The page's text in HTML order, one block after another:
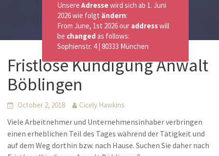
Fristlose Kündigung Anwalt
Böblingen
October 2, 2018 Cicely Hawkins
Viele Arbeitnehmer und Unternehmensinhaber verbringen
einen erheblichen Teil des Tages während der Tätigkeit und
auf dem Weg dorthin bzw. nach Hause. Suchen Sie daher nach
Unsere Adressewird sich ab 1. Juni
2026 wie folgt ändern:
From June, 1st 2026 our addresswill
be changed as follows:
Sophienstr. 4 | 80333 München